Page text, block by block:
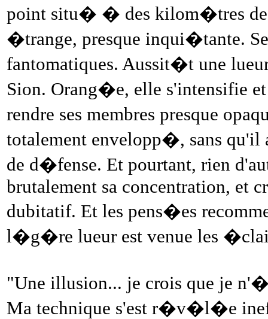
point situ� � des kilom�tres
�trange, presque inqui�tante.
fantomatiques. Aussit�t une
Sion. Orang�e, elle s'intensifie
rendre ses membres presque
totalement envelopp�, sans qu'il
de d�fense. Et pourtant, rien
brutalement sa concentration, et
dubitatif. Et les pens�es
l�g�re lueur est venue les
"Une illusion... je crois que je
Ma technique s'est r�v�l�e